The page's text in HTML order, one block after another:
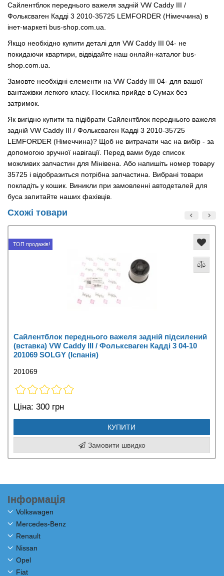
Сайлентблок переднього важеля задній VW Caddy III /
Фольксваген Кадді 3 2010-35725 LEMFORDER (Німеччина) в
інет-маркеті bus-shop.com.ua.
Якщо необхідно купити деталі для VW Caddy III 04- не
покидаючи квартири, відвідайте наш онлайн-каталог bus-
shop.com.ua.
Замовте необхідні елементи на VW Caddy III 04- для вашої
вантажівки легкого класу. Посилка прийде в Сумах без
затримок.
Як вигідно купити та підібрати Сайлентблок переднього важеля
задній VW Caddy III / Фольксваген Кадді 3 2010-35725
LEMFORDER (Німеччина)? Щоб не витрачати час на вибір - за
допомогою зручної навігації. Перед вами буде список
можливих запчастин для Мінівена. Або напишіть номер товару
35725 і відобразиться потрібна запчастина. Вибрані товари
покладіть у кошик. Виникли при замовленні автодеталей для
буса запитайте наших фахівців.
Схожі товари
ТОП продажів!
Сайлентблок переднього важеля задній підсилений
(вставка) VW Caddy III / Фольксваген Кадді 3 04-10
201069 SOLGY (Іспанія)
201069
Ціна: 300 грн
КУПИТИ
Замовити швидко
Інформація
Volkswagen
Mercedes-Benz
Renault
Nissan
Opel
Fiat